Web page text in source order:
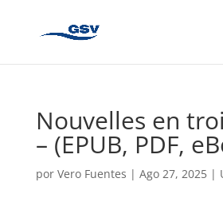
Nouvelles en
– (EPUB, PDF,
por Vero Fuentes | Ago 27, 2025|